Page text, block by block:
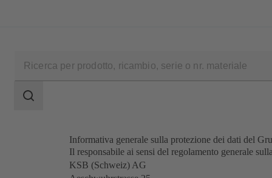
della
Ambito
Informativa generale sulla protezione dei dati del
Il responsabile ai sensi del regolamento generale
KSB (Schweiz) AG